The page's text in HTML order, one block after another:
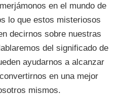
en el mundo de
lo que estos misteriosos
decirnos sobre nuestras
del significado de
ayudarnos a alcanzar
en una mejor
mismos.